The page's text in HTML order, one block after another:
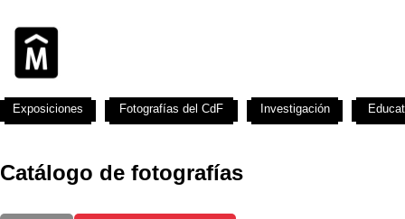
Catálogo de fotografías
Exposiciones Fotografías del CdF Investigación